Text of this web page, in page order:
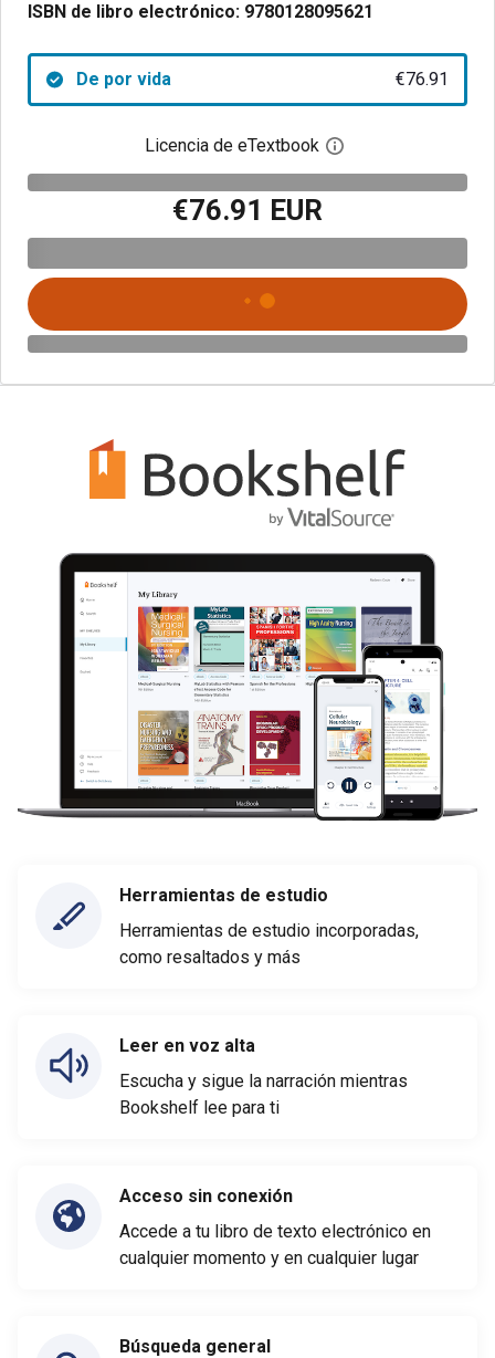
ISBN de libro electrónico: 9780128095621
De por vida €76.91
Licencia de eTextbook Abre el cuadro de
€76.91 EUR
Herramientas de estudio
Herramientas de estudio incorporadas,
como resaltados y más
Leer en voz alta
Escucha y sigue la narración mientras
Bookshelf lee para ti
Acceso sin conexión
Accede a tu libro de texto electrónico en
cualquier momento y en cualquier lugar
Búsqueda general